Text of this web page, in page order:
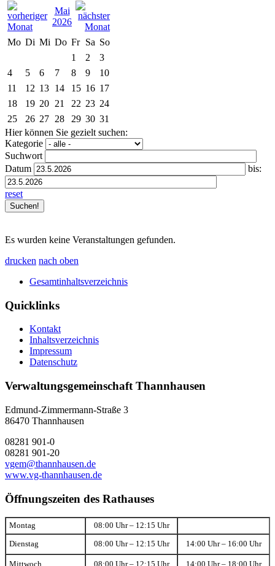
Mai
2026
Mo Di Mi Do Fr Sa So
1
2
3
4
5 6 7 8 9
10
11
12 13 14 15 16 17
18
19 20 21 22 23 24
25
26 27 28 29 30 31
Hier können Sie gezielt suchen:
Kategorie
Suchwort
Datum
bis:
reset
Es wurden keine Veranstaltungen gefunden.
drucken nach oben
Gesamtinhaltsverzeichnis
Quicklinks
Kontakt
Inhaltsverzeichnis
Impressum
Datenschutz
Verwaltungsgemeinschaft Thannhausen
Edmund-Zimmermann-Straße 3
86470 Thannhausen
08281 901-0
08281 901-20
vgem@thannhausen.de
www.vg-thannhausen.de
Öffnungszeiten des Rathauses
Montag 08:00 Uhr – 12:15 Uhr
Dienstag 08:00 Uhr – 12:15 Uhr 14:00 Uhr – 16:00 Uhr